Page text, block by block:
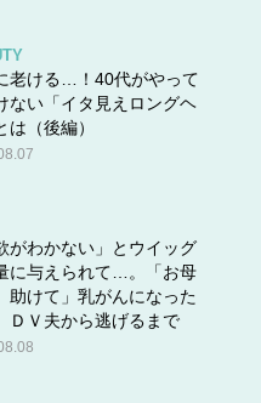
こと」を意味する言葉で
ぜ「耳」と書くのでしょ
いましたが、日本語・漢
漢字の由来を調べてみた
ていました。
る。捕らえた敵兵
を数えたことか
「とる」意を表
老ける…！40代がやって
ない「イタ見えロングヘ
は（後編）
がわかない」とウイッグ
に与えられて…。「お母
助けて」乳がんになった
ＤＶ夫から逃げるまで